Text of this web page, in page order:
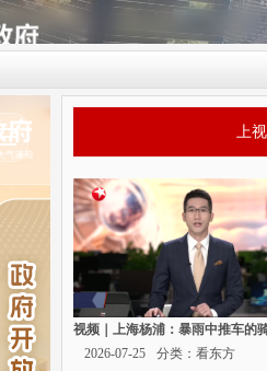
上
视频｜上海杨浦：暴雨中推车的
2026-07-25
分类：看东方